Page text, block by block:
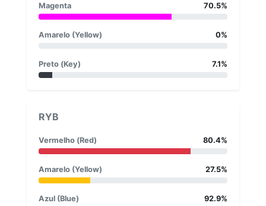
Magenta 70.5%
Amarelo (Yellow) 0%
Preto (Key) 7.1%
RYB
Vermelho (Red) 80.4%
Amarelo (Yellow) 27.5%
Azul (Blue) 92.9%